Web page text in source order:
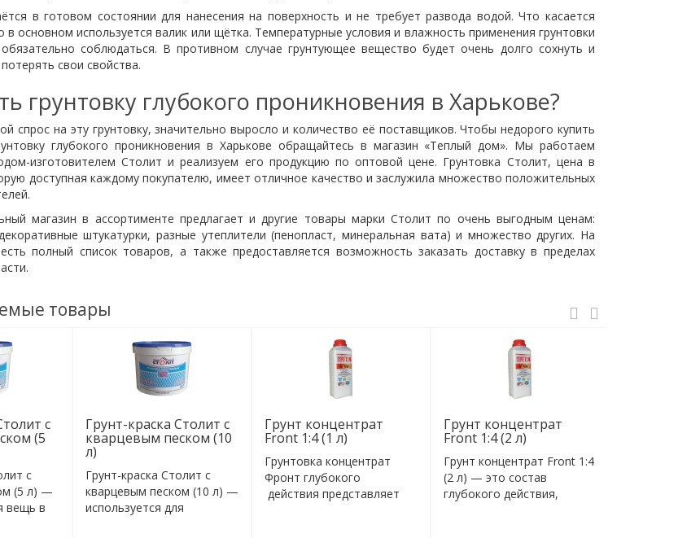
в готовом состоянии для нанесения на поверхность и не требует развода водой. Что касается
в основном используется валик или щётка. Температурные условия и влажность применения грунтовки
соблюдаться. В противном случае грунтующее вещество будет очень долго сохнуть и
свои свойства.
грунтовку глубокого проникновения в Харькове?
спрос на эту грунтовку, значительно выросло и количество её поставщиков. Чтобы недорого купить
глубокого проникновения в Харькове обращайтесь в магазин «Теплый дом». Мы работаем
изготовителем Столит и реализуем его продукцию по оптовой цене. Грунтовка Столит, цена в
доступная каждому покупателю, имеет отличное качество и заслужила множество положительных
магазин в ассортименте предлагает и другие товары марки Столит по очень выгодным ценам:
штукатурки, разные утеплители (пенопласт, минеральная вата) и множество других. На
полный список товаров, а также предоставляется возможность заказать доставку в пределах
товары
с
(5
с
(5 л) —
вещь в
Грунт-краска Столит с
кварцевым песком (10
л)
Грунт-краска Столит с
кварцевым песком (10 л) —
используется для
Грунт концентрат
Front 1:4 (1 л)
Грунтовка концентрат
Фронт глубокого
действия представляет
Грунт концентрат
Front 1:4 (2 л)
Грунт концентрат Front 1:4
(2 л) — это состав
глубокого действия,